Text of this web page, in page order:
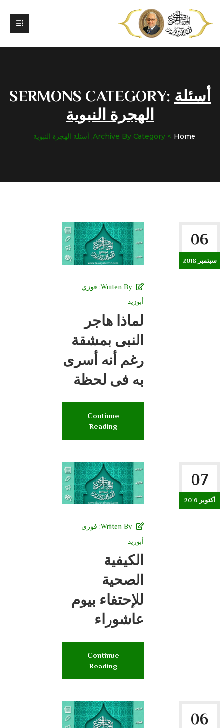
SERMONS CATEGORY: أسئلة
الهجرة النبوية
Home Archive By Category, أسئلة الهجرة النبوية
06
سبتمبر 2018
Wriiten By: فوزي
أبوزيد
لماذا هاجر
النبى بمشقة
رغم أنه أسرى
به فى لحظة
Continue
Reading
07
أكتوبر 2016
Wriiten By: فوزي
أبوزيد
الكيفية
الصحية
للإحتفاء بيوم
عاشوراء
Continue
Reading
06